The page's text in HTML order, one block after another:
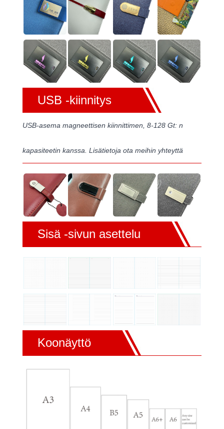
USB -kiinnitys
USB-asema magneettisen kiinnittimen, 8-128 Gt: n
kapasiteetin kanssa. Lisätietoja ota meihin yhteyttä
Sisä -sivun asettelu
Koonäyttö